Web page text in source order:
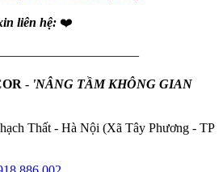
liên hệ: ❤️
- 'NÂNG TẦM KHÔNG GIAN
Thất - Hà Nội (Xã Tây Phương - TP